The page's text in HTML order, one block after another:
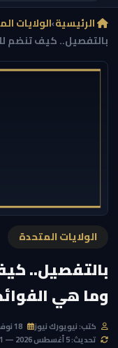
الرئيسية›الولايات
بالتفصيل.. كيف تنضم
الولايات المتحدة
بالتفصيل..
وما هي
كتب: نيويورك نيوز
تحديث: 5 أغسطس 2026 — 2:11 AM